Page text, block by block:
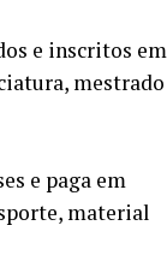
e inscritos em
mestrado
e paga em
material